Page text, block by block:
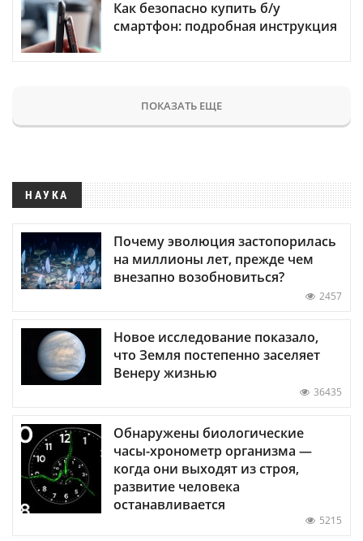
Как безопасно купить б/у
смартфон: подробная инструкция
ПОКАЗАТЬ ЕЩЕ
НАУКА
Почему эволюция застопорилась
на миллионы лет, прежде чем
внезапно возобновиться?
2457
Новое исследование показало,
что Земля постепенно заселяет
Венеру жизнью
36435
Обнаружены биологические
часы-хронометр организма —
когда они выходят из строя,
развитие человека
останавливается
5215